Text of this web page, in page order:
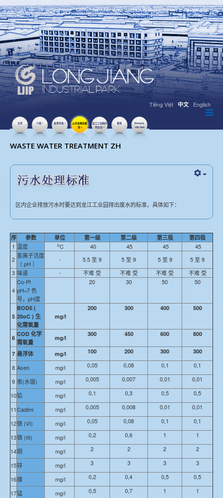
Tiếng Việt 中文 English
主页 介绍 投资讯息
公共设施及服
务
龙江工业园内
的企业
联系
Đăng ký
việc làm
点击数：16095
WASTE WATER TREATMENT ZH
区内企业排放污水时要达到龙江工业园排出废水的标准，具体如下：
序 参数 单位 第一级 第二级 第三极 第四极
1 温度 oC 40 45 45
45
2 氢离子活度
（ pH ）
- 5.5 至 9 5 至 9 5 至 9
5 至 9
3 味道 - 不难 受 不难 受 不难 受 不难 受
4
Co-Pt
pH=7 色
号，pH度
20 30 50 50
5
BOD5 (
20oC ) 生
化需氧量
mg/l
200 300 400 500
6
COD 化学
需氧量
mg/l
300 450 600 800
7 悬浮体 mg/l 100 200 300 300
8 Asen mg/l 0,05 0,08 0,1 0,1
9 汞(水银) mg/l 0,005 0,007 0,01 0,01
10铅 mg/l 0,1 0,3 0,5 0,5
11Cadimi mg/l 0,005 0,008 0,01 0,01
12铬 (VI) mg/l 0,05 0,08 0,1 0,1
13铬 (III) mg/l 0,2 0,6 1 1
14铜 mg/l 2 2 2 2
15锌 mg/l 3 3 3 3
16镍 mg/l 0,2 0,4 0,5 0,5
17锰 mg/l 0,5 0,7 1 1